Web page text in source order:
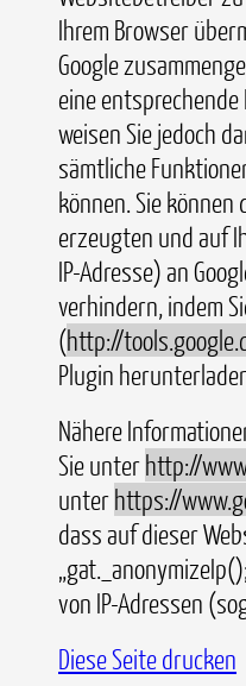
Ihrem Browser
Google
eine
weisen Sie jedoch
sämtliche
können. Sie
erzeugten und auf
IP-Adresse) an
verhindern, indem
(http://
Plugin
Nähere
Sie unterhttp://
unterhttps://
dass auf dieser
von IP-Adressen
Diese Seite drucken